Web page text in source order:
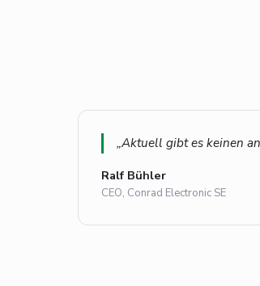
„Aktuell gibt es keinen
Ralf Bühler
CEO, Conrad Electronic SE